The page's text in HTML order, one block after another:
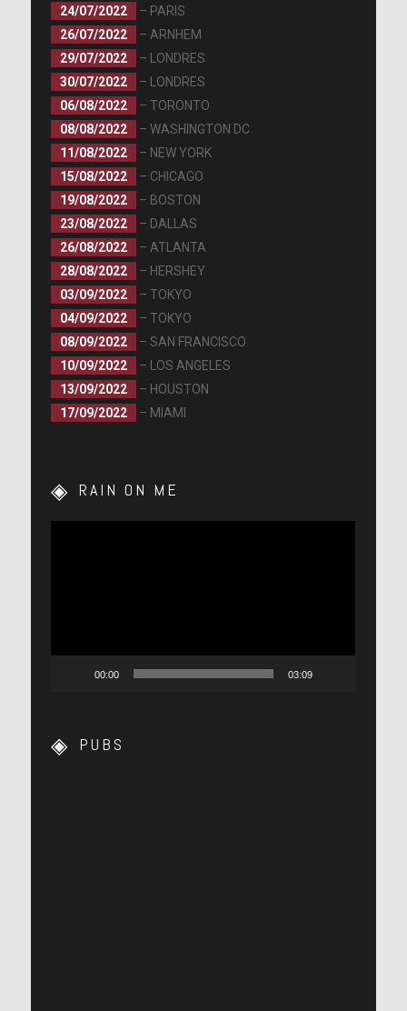
24/07/2022
– PARIS
26/07/2022
– ARNHEM
29/07/2022
– LONDRES
30/07/2022
– LONDRES
06/08/2022
– TORONTO
08/08/2022
– WASHINGTON DC
11/08/2022
– NEW YORK
15/08/2022
– CHICAGO
19/08/2022
– BOSTON
23/08/2022
– DALLAS
26/08/2022
– ATLANTA
28/08/2022
– HERSHEY
03/09/2022
– TOKYO
04/09/2022
– TOKYO
08/09/2022
– SAN FRANCISCO
10/09/2022
– LOS ANGELES
13/09/2022
– HOUSTON
17/09/2022
– MIAMI
RAIN ON ME
00:00 03:09
PUBS